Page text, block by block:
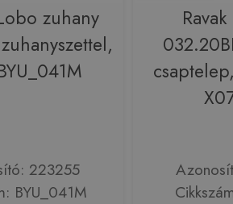
zuhany
223255
BYU_041M